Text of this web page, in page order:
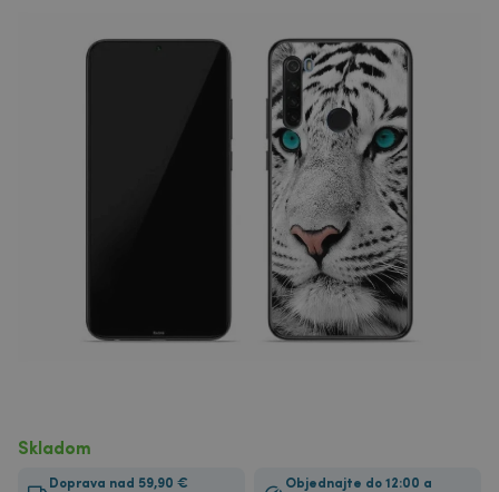
Skladom
Doprava nad 59,90 €
Objednajte do 12:00 a